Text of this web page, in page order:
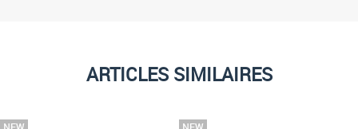
ARTICLES SIMILAIRES